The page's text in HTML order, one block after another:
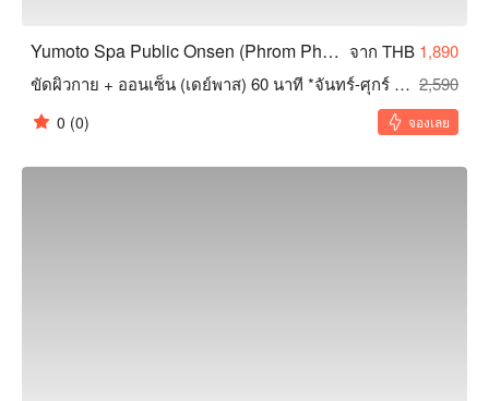
Yumoto Spa Public Onsen (Phrom Phong) จาก THB 1,890
ขัดผิวกาย + ออนเซ็น (เดย์พาส) 60 นาที *จันทร์-ศุกร์ (ยกเว้นวันหยุดราชการ) 2,590
0 (0) จองเลย